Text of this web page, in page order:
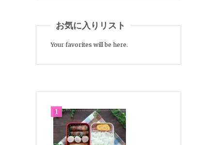
お気に入りリスト
Your favorites will be here.